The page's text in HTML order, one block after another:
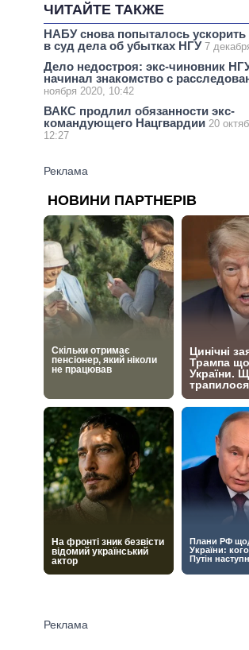
ЧИТАЙТЕ ТАКЖЕ
НАБУ снова попыталось ускорить
в суд дела об убытках НГУ 7
Дело недостроя: экс-чиновник
начинал знакомство с
ноября 2020, 10:42
ВАКС продлил обязанности экс-
командующего Нацгвардии 20
12:27